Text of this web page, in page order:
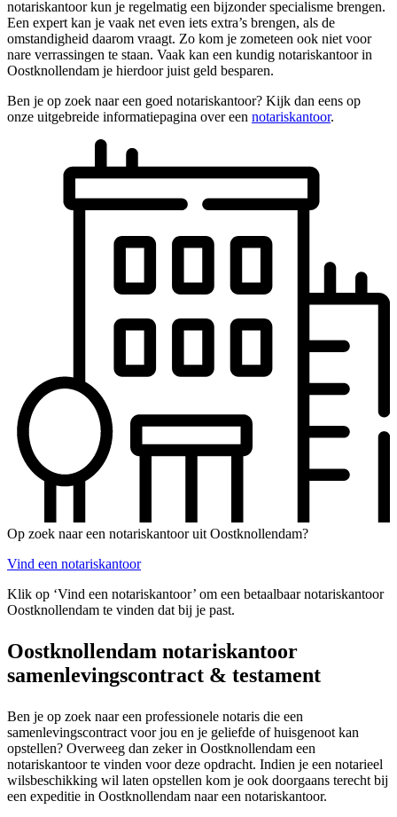
notariskantoor kun je regelmatig een bijzonder specialisme brengen.
Een expert kan je vaak net even iets extra’s brengen, als de
omstandigheid daarom vraagt. Zo kom je zometeen ook niet voor
nare verrassingen te staan. Vaak kan een kundig notariskantoor in
Oostknollendam je hierdoor juist geld besparen.
Ben je op zoek naar een goed notariskantoor? Kijk dan eens op
onze uitgebreide informatiepagina over een notariskantoor.
Op zoek naar een notariskantoor uit Oostknollendam?
Vind een notariskantoor
Klik op ‘Vind een notariskantoor’ om een betaalbaar notariskantoor
Oostknollendam te vinden dat bij je past.
Oostknollendam notariskantoor
samenlevingscontract & testament
Ben je op zoek naar een professionele notaris die een
samenlevingscontract voor jou en je geliefde of huisgenoot kan
opstellen? Overweeg dan zeker in Oostknollendam een
notariskantoor te vinden voor deze opdracht. Indien je een notarieel
wilsbeschikking wil laten opstellen kom je ook doorgaans terecht bij
een expeditie in Oostknollendam naar een notariskantoor.